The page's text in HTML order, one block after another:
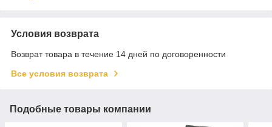
Условия возврата
Возврат товара в течение 14 дней по договоренности
Все условия возврата
Подобные товары компании